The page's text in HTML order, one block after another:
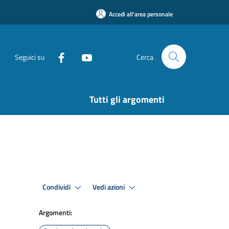
Accedi all'area personale
Seguici su Cerca
Tutti gli argomenti
Condividi Vedi azioni
Argomenti: